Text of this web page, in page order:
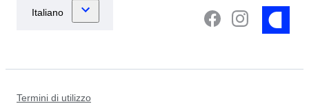
Termini di utilizzo